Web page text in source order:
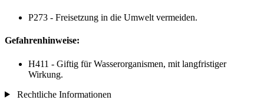
P273 - Freisetzung in die Umwelt vermeiden.
Gefahrenhinweise:
H411 - Giftig für Wasserorganismen, mit langfristiger
Wirkung.
Rechtliche Informationen